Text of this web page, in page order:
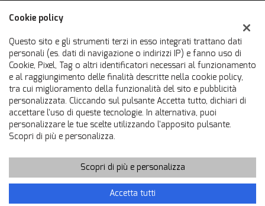
Indicazioni stradali
Dati fiscali:
Francauto Srl
Via Statale, 31, Calcinato (BS)
C.F/P.IVA:02866600980
Registro delle imprese:BS
Copyright © 2026 GestionaleAuto.com S.r.l., Tutti i diritti riservati
-Leggi l'informativa sulla privacy-Cookie Policy
GestionaleAuto.com
Cookie policy
Questo sito e gli strumenti terzi in esso integrati trattano dati
personali (es. dati di navigazione o indirizzi IP) e fanno uso di
Cookie, Pixel, Tag o altri identificatori necessari al funzionamento
e al raggiungimento delle finalità descritte nella cookie policy,
tra cui miglioramento della funzionalità del sito e pubblicità
personalizzata. Cliccando sul pulsante Accetta tutto, dichiari di
accettare l'uso di queste tecnologie. In alternativa, puoi
personalizzare le tue scelte utilizzando l'apposito pulsante.
Scopri di più e personalizza.
Scopri di più e personalizza
Accetta tutti